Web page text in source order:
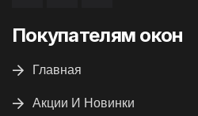
Покупателям окон
Главная
Акции И Новинки